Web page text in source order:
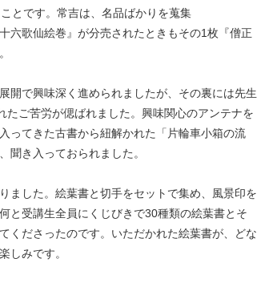
とです。常吉は、名品ばかりを蒐集
六歌仙絵巻』が分売されたときもその1枚『僧正
開で興味深く進められましたが、その裏には先生
ご苦労が偲ばれました。興味関心のアンテナを
ってきた古書から紐解かれた「片輪車小箱の流
聞き入っておられました。
ました。絵葉書と切手をセットで集め、風景印を
と受講生全員にくじびきで30種類の絵葉書とそ
くださったのです。いただかれた絵葉書が、どな
しみです。